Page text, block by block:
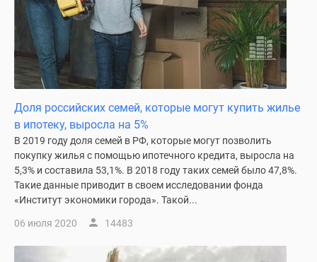
Доля российских семей, которые могут купить жилье
в ипотеку, выросла на 5%
В 2019 году доля семей в РФ, которые могут позволить
покупку жилья с помощью ипотечного кредита, выросла на
5,3% и составила 53,1%. В 2018 году таких семей было 47,8%.
Такие данные приводит в своем исследовании фонда
«Институт экономики города». Такой...
06 июля 2020 14483